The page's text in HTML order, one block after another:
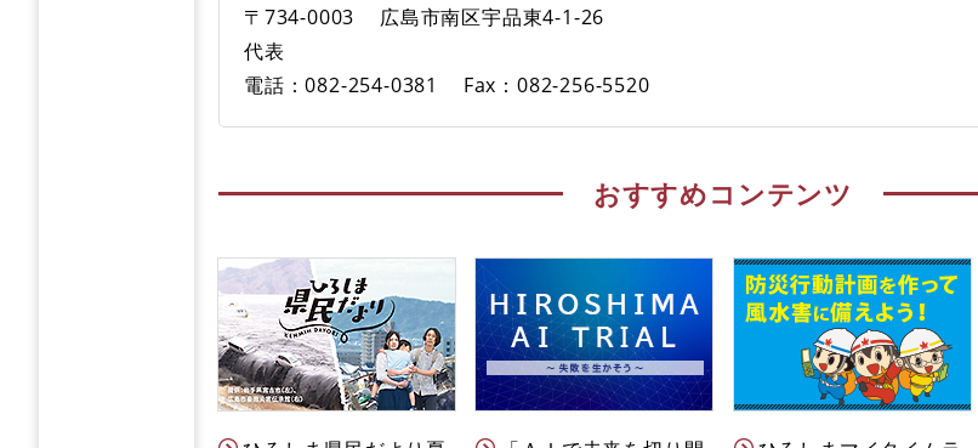
〒734-0003
広島市南区宇品東4-1-26
代表
電話：082-254-0381
Fax：082-256-5520
おすすめコンテンツ